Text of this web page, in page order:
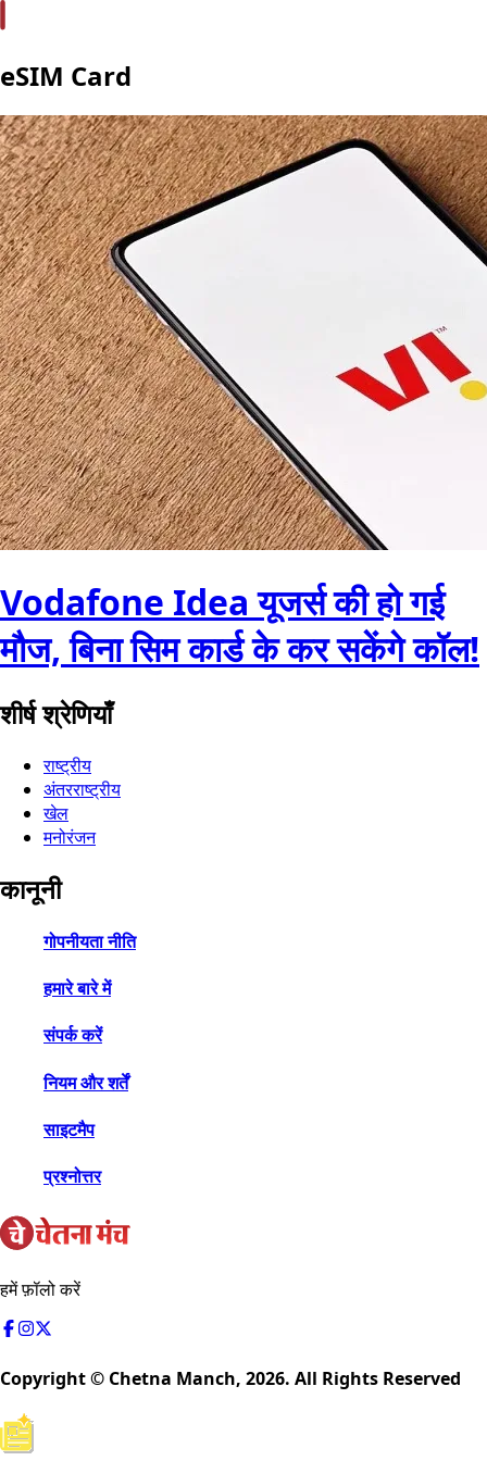
eSIM Card
Vodafone Idea यूजर्स की हो गई
मौज, बिना सिम कार्ड के कर सकेंगे कॉल!
शीर्ष श्रेणियाँ
राष्ट्रीय
अंतरराष्ट्रीय
खेल
मनोरंजन
कानूनी
गोपनीयता नीति
हमारे बारे में
संपर्क करें
नियम और शर्तें
साइटमैप
प्रश्नोत्तर
हमें फ़ॉलो करें
Copyright © Chetna Manch, 2026. All Rights Reserved